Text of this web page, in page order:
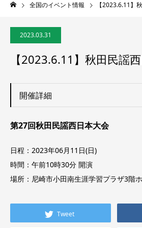
全国のイベント情報 【2023.6.11】
2023.03.31
【2023.6.11】秋田民謡
開催詳細
第27回秋田民謡西日本大会
日程：2023年06月11日(日)
時間：午前10時30分 開演
場所：尼崎市小田南生涯学習プラザ3階
Tweet